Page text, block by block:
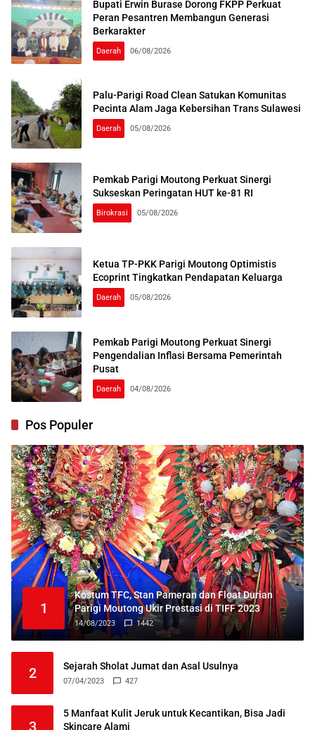
Bupati Erwin Burase Dorong FKPP Perkuat
Peran Pesantren Membangun Generasi
Berkarakter
Daerah 06/08/2026
Palu-Parigi Road Clean Satukan Komunitas
Pecinta Alam Jaga Kebersihan Trans Sulawesi
Daerah 05/08/2026
Pemkab Parigi Moutong Perkuat Sinergi
Sukseskan Peringatan HUT ke-81 RI
Birokrasi 05/08/2026
Ketua TP-PKK Parigi Moutong Optimistis
Ecoprint Tingkatkan Pendapatan Keluarga
Daerah 05/08/2026
Pemkab Parigi Moutong Perkuat Sinergi
Pengendalian Inflasi Bersama Pemerintah
Pusat
Daerah 04/08/2026
Pos Populer
1
Kostum TFC, Stan Pameran dan Float Durian
Parigi Moutong Ukir Prestasi di TIFF 2023
14/08/2023 1442
2 Sejarah Sholat Jumat dan Asal Usulnya
07/04/2023 427
3
5 Manfaat Kulit Jeruk untuk Kecantikan, Bisa Jadi
Skincare Alami